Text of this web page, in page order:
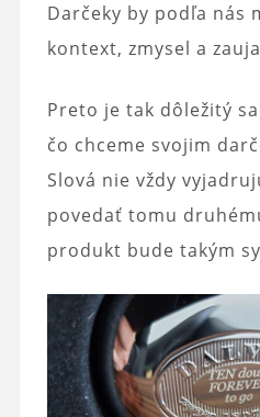
Darčeky by podľa nás
kontext, zmysel a
Preto je tak dôležitý
čo chceme svojim
Slová nie vždy
povedať tomu
produkt bude takým